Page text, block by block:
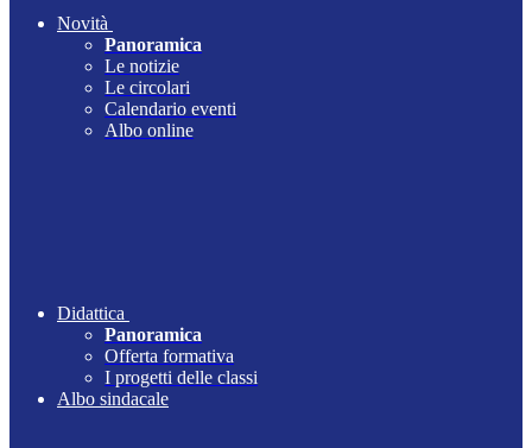
Novità
Panoramica
Le notizie
Le circolari
Calendario eventi
Albo online
Didattica
Panoramica
Offerta formativa
I progetti delle classi
Albo sindacale